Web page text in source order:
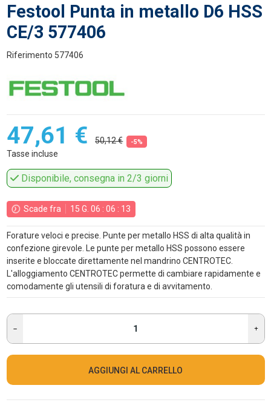
Festool Punta in metallo D6 HSS
CE/3 577406
Riferimento 577406
47,61 € 50,12 € -5%
Tasse incluse
Disponibile, consegna in 2/3 giorni
Scade fra 15 G. 06 : 06 : 12
Forature veloci e precise. Punte per metallo HSS di alta qualità in
confezione girevole. Le punte per metallo HSS possono essere
inserite e bloccate direttamente nel mandrino CENTROTEC.
L'alloggiamento CENTROTEC permette di cambiare rapidamente e
comodamente gli utensili di foratura e di avvitamento.
AGGIUNGI AL CARRELLO